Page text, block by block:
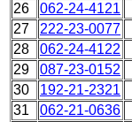
26
062-24-4121
27
222-23-0077
28
062-24-4122
29
087-23-0152
30
192-21-2321
31
062-21-0636